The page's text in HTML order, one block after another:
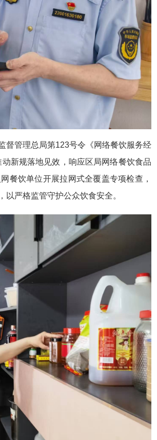
督管理总局第123号令《网络餐饮服务经
新规落地见效，响应区局网络餐饮食品
餐饮单位开展拉网式全覆盖专项检查，
严格监管守护公众饮食安全。